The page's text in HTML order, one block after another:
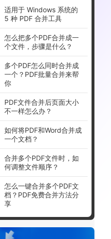
适用于 Windows 系统的
5 种 PDF 合并工具
怎么把多个PDF合并成一
个文件，步骤是什么？
多个PDF怎么同时合并成
一个？PDF批量合并来帮
你
PDF文件合并后页面大小
不一样怎么办？
如何将PDF和Word合并成
一个文档？
合并多个PDF文件时，如
何调整文件顺序？
怎么一键合并多个PDF文
档？PDF免费合并方法分
享